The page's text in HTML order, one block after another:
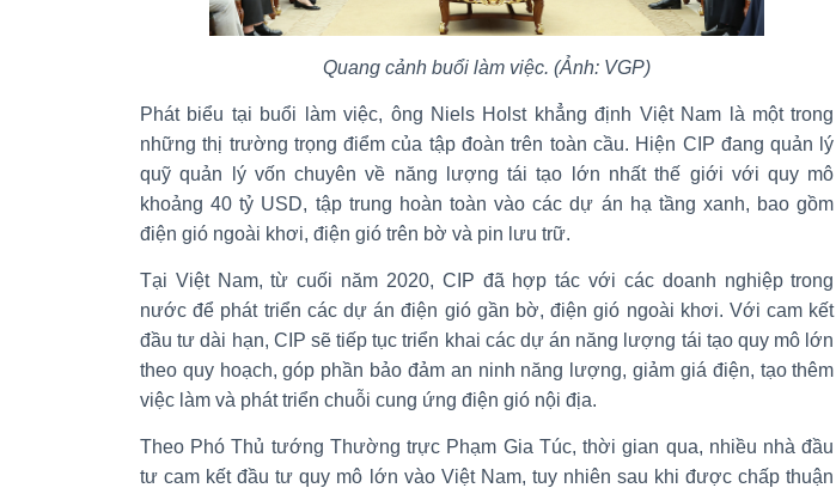
Quang cảnh buổi làm việc. (Ảnh: VGP)
Phát biểu tại buổi làm việc, ông Niels Holst khẳng định Việt Nam là một trong
những thị trường trọng điểm của tập đoàn trên toàn cầu. Hiện CIP đang quản lý
quỹ quản lý vốn chuyên về năng lượng tái tạo lớn nhất thế giới với quy mô
khoảng 40 tỷ USD, tập trung hoàn toàn vào các dự án hạ tầng xanh, bao gồm
điện gió ngoài khơi, điện gió trên bờ và pin lưu trữ.
Tại Việt Nam, từ cuối năm 2020, CIP đã hợp tác với các doanh nghiệp trong
nước để phát triển các dự án điện gió gần bờ, điện gió ngoài khơi. Với cam kết
đầu tư dài hạn, CIP sẽ tiếp tục triển khai các dự án năng lượng tái tạo quy mô lớn
theo quy hoạch, góp phần bảo đảm an ninh năng lượng, giảm giá điện, tạo thêm
việc làm và phát triển chuỗi cung ứng điện gió nội địa.
Theo Phó Thủ tướng Thường trực Phạm Gia Túc, thời gian qua, nhiều nhà đầu
tư cam kết đầu tư quy mô lớn vào Việt Nam, tuy nhiên sau khi được chấp thuận